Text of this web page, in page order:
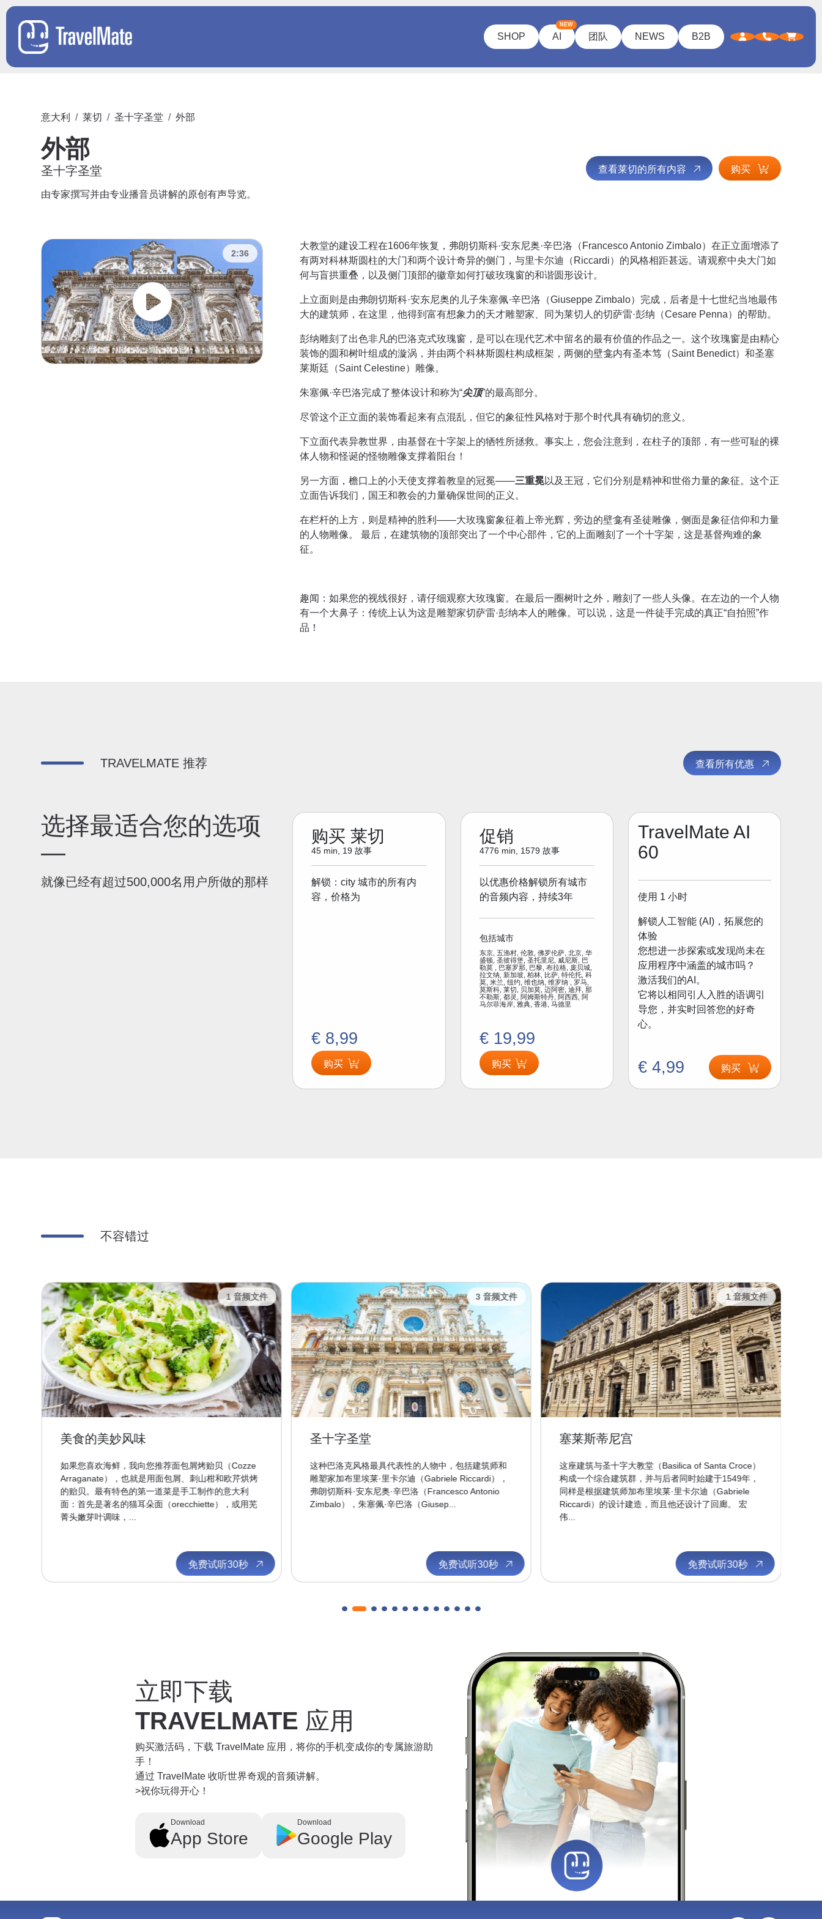
SHOP AI
NEW
团队 NEWS B2B
意大利 莱切 圣十字圣堂 外部
外部
圣十字圣堂
由专家撰写并由专业播音员讲解的原创有声导览。
查看莱切的所有内容 购买
2:36
大教堂的建设工程在1606年恢复，弗朗切斯科·安东尼奥·辛巴洛（Francesco Antonio Zimbalo）在正立面增添了
有两对科林斯圆柱的大门和两个设计奇异的侧门，与里卡尔迪（Riccardi）的风格相距甚远。请观察中央大门如
何与盲拱重叠，以及侧门顶部的徽章如何打破玫瑰窗的和谐圆形设计。
上立面则是由弗朗切斯科·安东尼奥的儿子朱塞佩·辛巴洛（Giuseppe Zimbalo）完成，后者是十七世纪当地最伟
大的建筑师，在这里，他得到富有想象力的天才雕塑家、同为莱切人的切萨雷·彭纳（Cesare Penna）的帮助。
彭纳雕刻了出色非凡的巴洛克式玫瑰窗，是可以在现代艺术中留名的最有价值的作品之一。这个玫瑰窗是由精心
装饰的圆和树叶组成的漩涡，并由两个科林斯圆柱构成框架，两侧的壁龛内有圣本笃（Saint Benedict）和圣塞
莱斯廷（Saint Celestine）雕像。
朱塞佩·辛巴洛完成了整体设计和称为“尖顶”的最高部分。
尽管这个正立面的装饰看起来有点混乱，但它的象征性风格对于那个时代具有确切的意义。
下立面代表异教世界，由基督在十字架上的牺牲所拯救。事实上，您会注意到，在柱子的顶部，有一些可耻的裸
体人物和怪诞的怪物雕像支撑着阳台！
另一方面，檐口上的小天使支撑着教皇的冠冕——三重冕以及王冠，它们分别是精神和世俗力量的象征。这个正
立面告诉我们，国王和教会的力量确保世间的正义。
在栏杆的上方，则是精神的胜利——大玫瑰窗象征着上帝光辉，旁边的壁龛有圣徒雕像，侧面是象征信仰和力量
的人物雕像。 最后，在建筑物的顶部突出了一个中心部件，它的上面雕刻了一个十字架，这是基督殉难的象
征。
趣闻：如果您的视线很好，请仔细观察大玫瑰窗。在最后一圈树叶之外，雕刻了一些人头像。在左边的一个人物
有一个大鼻子：传统上认为这是雕塑家切萨雷·彭纳本人的雕像。可以说，这是一件徒手完成的真正“自拍照”作
品！
TRAVELMATE 推荐 查看所有优惠
选择最适合您的选项
—
就像已经有超过500,000名用户所做的那样
购买 莱切
45 min, 19 故事
解锁：city 城市的所有内
容，价格为
€ 8,99
购买
促销
4776 min, 1579 故事
以优惠价格解锁所有城市
的音频内容，持续3年
包括城市
东京, 五渔村, 伦敦, 佛罗伦萨, 北京, 华
盛顿, 圣彼得堡, 圣托里尼, 威尼斯, 巴
勒莫 , 巴塞罗那, 巴黎, 布拉格, 庞贝城,
拉文纳, 新加坡, 柏林, 比萨, 特伦托, 科
莫, 米兰, 纽约, 维也纳, 维罗纳 , 罗马,
莫斯科, 莱切, 贝加莫, 迈阿密, 迪拜, 那
不勒斯, 都灵, 阿姆斯特丹, 阿西西, 阿
马尔菲海岸, 雅典, 香港, 马德里
€ 19,99
购买
TravelMate AI
60
使用 1 小时
解锁人工智能 (AI)，拓展您的
体验
您想进一步探索或发现尚未在
应用程序中涵盖的城市吗？
激活我们的AI。
它将以相同引人入胜的语调引
导您，并实时回答您的好奇
心。
€ 4,99 购买
不容错过
1 音频文件
美食的美妙风味
如果您喜欢海鲜，我向您推荐面包屑烤贻贝（Cozze
Arraganate），也就是用面包屑、刺山柑和欧芹烘烤
的贻贝。最有特色的第一道菜是手工制作的意大利
面：首先是著名的猫耳朵面（orecchiette），或用芜
菁头嫩芽叶调味，...
免费试听30秒
3 音频文件
圣十字圣堂
这种巴洛克风格最具代表性的人物中，包括建筑师和
雕塑家加布里埃莱·里卡尔迪（Gabriele Riccardi），
弗朗切斯科·安东尼奥·辛巴洛（Francesco Antonio
Zimbalo），朱塞佩·辛巴洛（Giusep...
免费试听30秒
1 音频文件
塞莱斯蒂尼宫
这座建筑与圣十字大教堂（Basilica of Santa Croce）
构成一个综合建筑群，并与后者同时始建于1549年，
同样是根据建筑师加布里埃莱·里卡尔迪（Gabriele
Riccardi）的设计建造，而且他还设计了回廊。 宏
伟...
免费试听30秒
立即下载
TRAVELMATE 应用
购买激活码，下载 TravelMate 应用，将你的手机变成你的专属旅游助
手！
通过 TravelMate 收听世界奇观的音频讲解。
>祝你玩得开心！
Download
App Store
Download
Google Play